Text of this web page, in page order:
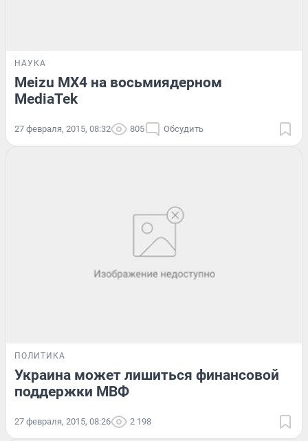
НАУКА
Meizu MX4 на восьмиядерном
MediaTek
27 февраля, 2015, 08:32 805 Обсудить
ПОЛИТИКА
Украина может лишиться финансовой
поддержки МВФ
27 февраля, 2015, 08:26 2 198